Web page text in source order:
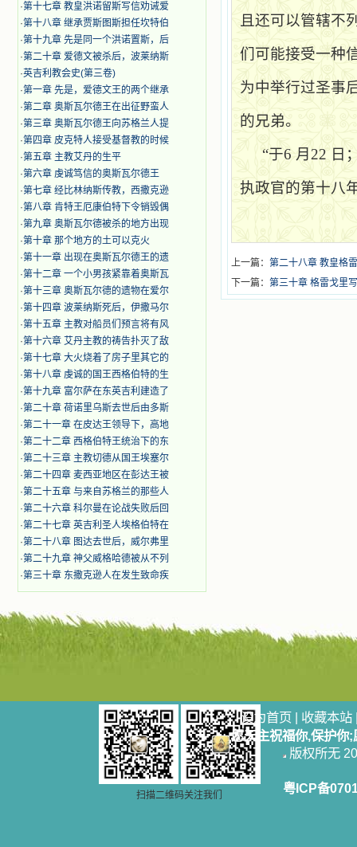
·第十七章 教皇洪诺留斯写信劝诫爱
·第十八章 继承贾斯图斯担任坎特伯
·第十九章 先是同一个洪诺置斯，后
·第二十章 爱德文被杀后，波莱纳斯
·英吉利教会史(第三卷)
·第一章 先是，爱德文王的两个继承
·第二章 奥斯瓦尔德王在出征野蛮人
·第三章 奥斯瓦尔德王向苏格兰人提
·第四章 皮克特人接受基督教的时候
·第五章 主教艾丹的生平
·第六章 虔诚笃信的奥斯瓦尔德王
·第七章 经比林纳斯传教，西撒克逊
·第八章 肯特王厄康伯特下令销毁偶
·第九章 奥斯瓦尔德被杀的地方出现
·第十章 那个地方的土可以克火
·第十一章 出现在奥斯瓦尔德王的遗
·第十二章 一个小男孩紧靠着奥斯瓦
·第十三章 奥斯瓦尔德的遗物在爱尔
·第十四章 波莱纳斯死后，伊撒马尔
·第十五章 主教对船员们预言将有风
·第十六章 艾丹主教的祷告扑灭了敌
·第十七章 大火烧着了房子里其它的
·第十八章 虔诚的国王西格伯特的生
·第十九章 富尔萨在东英吉利建造了
·第二十章 荷诺里乌斯去世后由多斯
·第二十一章 在皮达王领导下，高地
·第二十二章 西格伯特王统治下的东
·第二十三章 主教切德从国王埃塞尔
·第二十四章 麦西亚地区在彭达王被
·第二十五章 与来自苏格兰的那些人
·第二十六章 科尔曼在论战失败后回
·第二十七章 英吉利圣人埃格伯特在
·第二十八章 图达去世后，威尔弗里
·第二十九章 神父威格哈德被从不列
·第三十章 东撒克逊人在发生致命疾
且还可以管辖不
们可能接受一种
为中举行过圣事
的兄弟。
“于6月 22 日
执政官的第十八
上一篇： 第二十八章 教皇格
下一篇： 第三十章 格雷戈里
扫描二维码关注我们
设为首页 | 收藏本站
愿天主祝福你,保护你
版权所无
粤ICP备